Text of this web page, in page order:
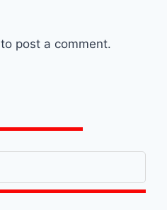
to post a comment.